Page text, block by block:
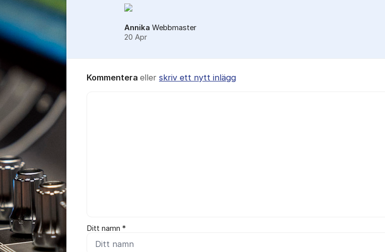
Annika Webbmaster
20 Apr
Kommentera eller skriv ett nytt inlägg
Ditt namn *